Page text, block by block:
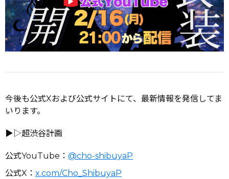
今後も公式Xおよび公式サイトにて、最新情報を発信してま
いります。
▶︎▷超渋谷計画
公式YouTube： @cho-shibuyaP
公式X： x.com/Cho_ShibuyaP